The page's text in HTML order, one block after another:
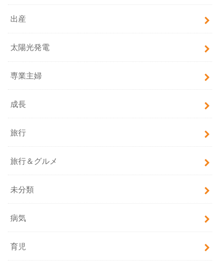
出産
太陽光発電
専業主婦
成長
旅行
旅行＆グルメ
未分類
病気
育児